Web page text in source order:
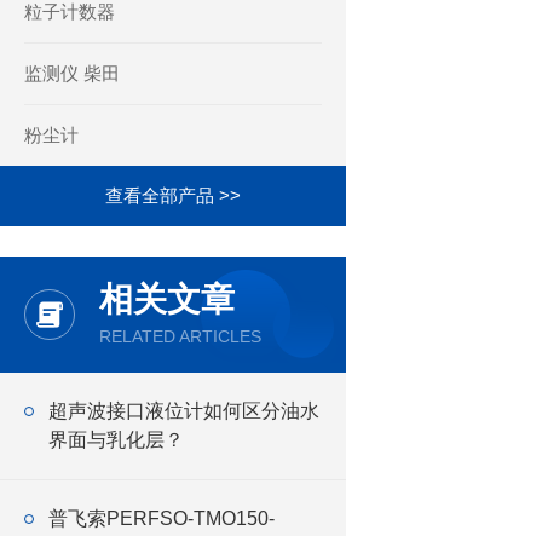
粒子计数器
监测仪 柴田
粉尘计
查看全部产品 >>
相关文章
RELATED ARTICLES
超声波接口液位计如何区分油水
界面与乳化层？
普飞索PERFSO-TMO150-